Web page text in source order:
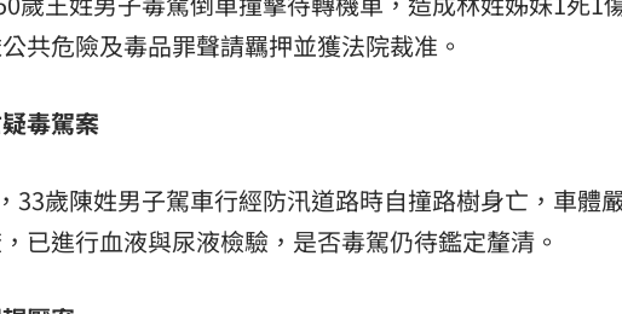
共危險及毒品罪聲請羈押並獲法院裁准。
毒駕案
33歲陳姓男子駕車行經防汛道路時自撞路樹身亡，車體
已進行血液與尿液檢驗，是否毒駕仍待鑑定釐清。